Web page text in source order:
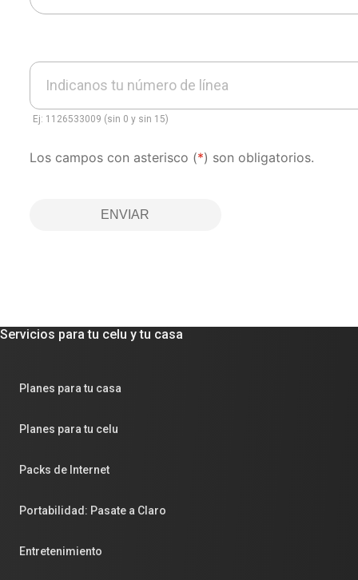
Indicanos tu número de línea
Ej: 1126533009 (sin 0 y sin 15)
Los campos con asterisco (*) son obligatorios.
ENVIAR
Servicios para tu celu y tu casa
Planes para tu casa
Planes para tu celu
Packs de Internet
Portabilidad: Pasate a Claro
Entretenimiento